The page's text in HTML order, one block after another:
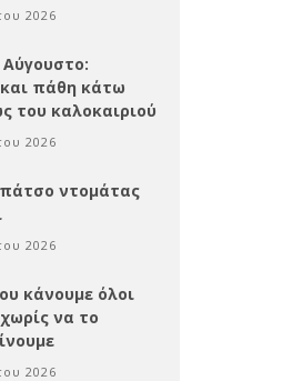
2026
και πάθη κάτω
του καλοκαιριού
2026
ντομάτας
2026
κάνουμε όλοι
να το
2026